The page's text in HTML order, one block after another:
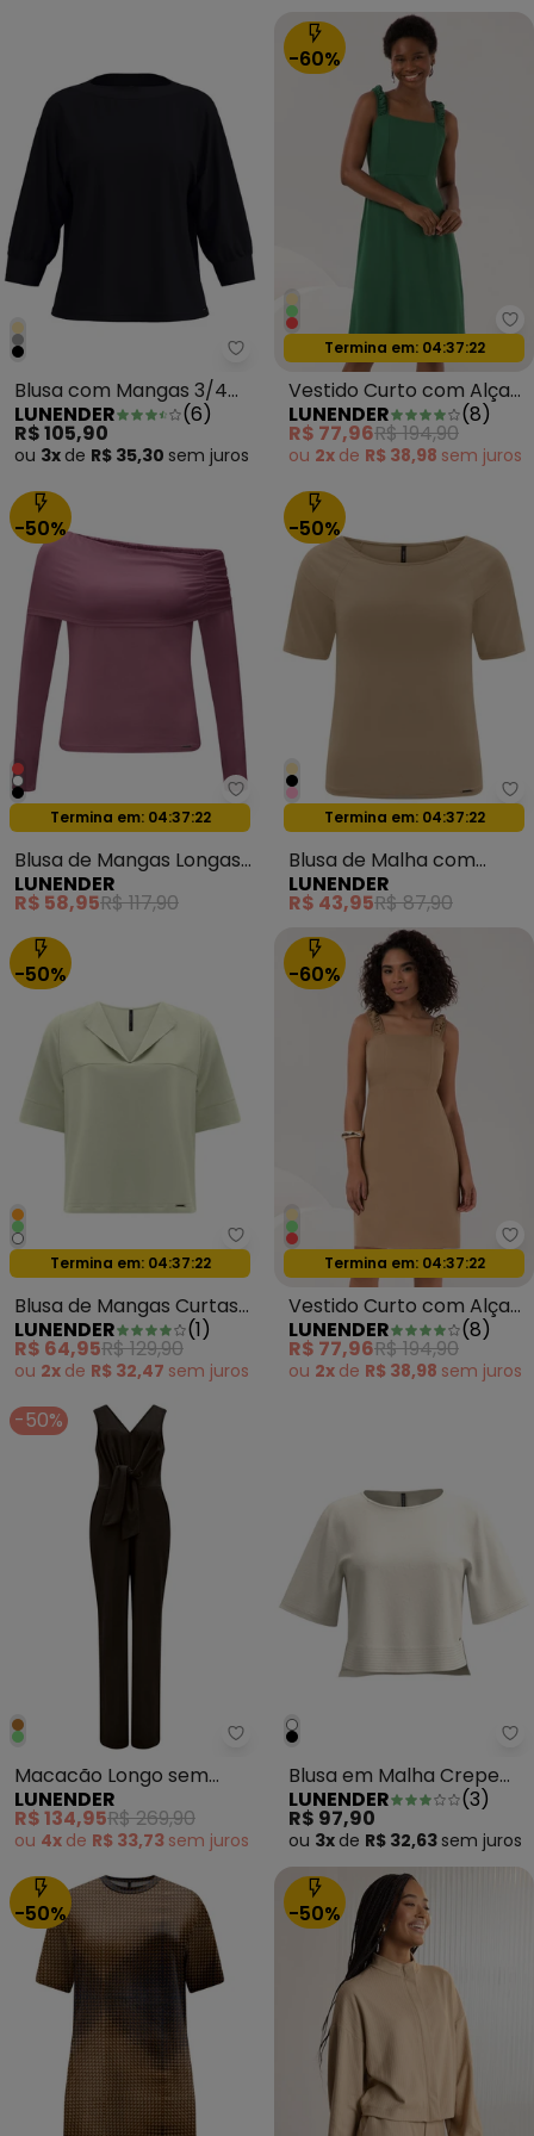
Lunender - Blusa com Mangas
Blusa com Mangas 3/4
em Malha Responsável
Preto
LUNENDER (6)
R$ 105,90
ou 3x de R$ 35,30 sem juros
-60%
Oferta relâmpago
Termina em: 04:37:20
Vestido Curto com Alças
e Decote Reto Verde
LUNENDER (8)
R$ 77,96R$ 194,90
ou 2x de R$ 38,98 sem juros
-50%
Lunender - Blusa de Mangas
Oferta relâmpago
Termina em: 04:37:20
Blusa de Mangas Longas
com Sobreposição Bordo
LUNENDER
R$ 58,95R$ 117,90
-50%
Oferta relâmpago
Termina em: 04:37:20
Blusa de Malha com
Mangas Curtas Bege
LUNENDER
R$ 43,95R$ 87,90
-50%
Lunender - Blusa de Mangas
Oferta relâmpago
Termina em: 04:37:20
Blusa de Mangas Curtas
com Gola em Malha
Verde
LUNENDER (1)
R$ 64,95R$ 129,90
ou 2x de R$ 32,47 sem juros
-60%
Oferta relâmpago
Termina em: 04:37:20
Vestido Curto com Alças
e Decote Reto Bege
LUNENDER (8)
R$ 77,96R$ 194,90
ou 2x de R$ 38,98 sem juros
-50%
Lunender - Macacão Longo
Macacão Longo sem
Mangas Texturizada
Marrom
LUNENDER
R$ 134,95R$ 269,90
ou 4x de R$ 33,73 sem juros
Blusa em Malha Crepe
com Mangas Curtas
Branco
LUNENDER (3)
R$ 97,90
ou 3x de R$ 32,63 sem juros
-50% -50%